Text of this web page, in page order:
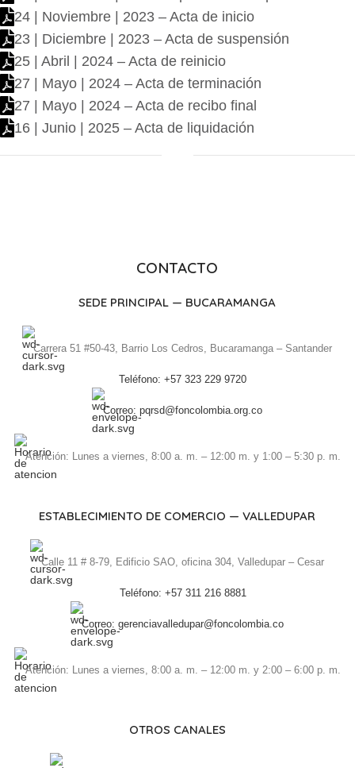
24 | Noviembre | 2023 – Acta de inicio
23 | Diciembre | 2023 – Acta de suspensión
25 | Abril | 2024 – Acta de reinicio
27 | Mayo | 2024 – Acta de terminación
27 | Mayo | 2024 – Acta de recibo final
16 | Junio | 2025 – Acta de liquidación
CONTACTO
SEDE PRINCIPAL — BUCARAMANGA
Carrera 51 #50-43, Barrio Los Cedros, Bucaramanga – Santander
Teléfono: +57 323 229 9720
Correo: pqrsd@foncolombia.org.co
Atención: Lunes a viernes, 8:00 a. m. – 12:00 m. y 1:00 – 5:30 p. m.
ESTABLECIMIENTO DE COMERCIO — VALLEDUPAR
Calle 11 # 8-79, Edificio SAO, oficina 304, Valledupar – Cesar
Teléfono: +57 311 216 8881
Correo: gerenciavalledupar@foncolombia.co
Atención: Lunes a viernes, 8:00 a. m. – 12:00 m. y 2:00 – 6:00 p. m.
OTROS CANALES